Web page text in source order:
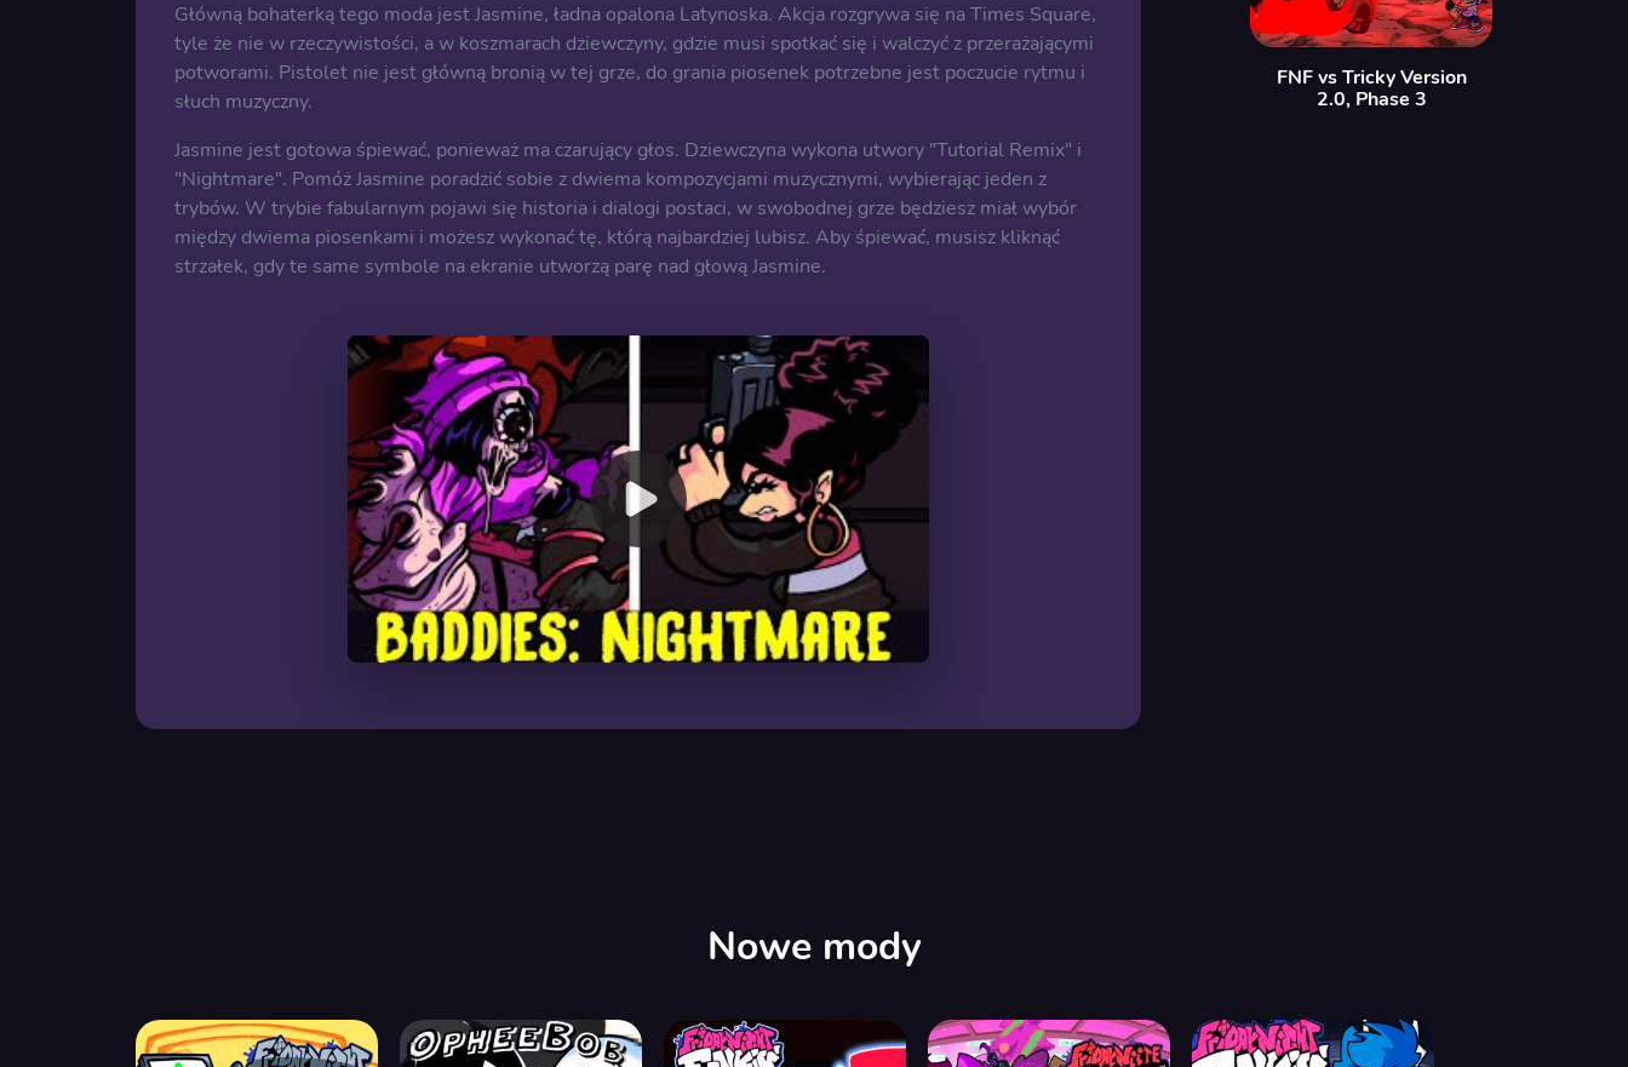
Główną bohaterką tego moda jest Jasmine, ładna opalona Latynoska. Akcja rozgrywa się na Times Square,
tyle że nie w rzeczywistości, a w koszmarach dziewczyny, gdzie musi spotkać się i walczyć z przerażającymi
potworami. Pistolet nie jest główną bronią w tej grze, do grania piosenek potrzebne jest poczucie rytmu i
słuch muzyczny.
Jasmine jest gotowa śpiewać, ponieważ ma czarujący głos. Dziewczyna wykona utwory "Tutorial Remix" i
"Nightmare". Pomóż Jasmine poradzić sobie z dwiema kompozycjami muzycznymi, wybierając jeden z
trybów. W trybie fabularnym pojawi się historia i dialogi postaci, w swobodnej grze będziesz miał wybór
między dwiema piosenkami i możesz wykonać tę, którą najbardziej lubisz. Aby śpiewać, musisz kliknąć
strzałek, gdy te same symbole na ekranie utworzą parę nad głową Jasmine.
FNF vs Tricky Version
2.0, Phase 3
Nowe mody